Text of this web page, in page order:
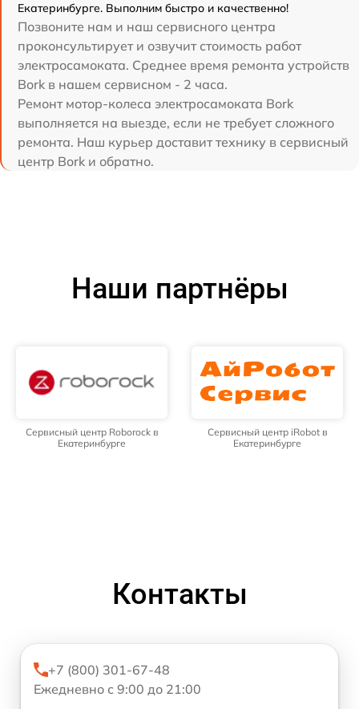
Екатеринбурге. Выполним быстро и качественно!
Позвоните нам и наш сервисного центра
проконсультирует и озвучит стоимость работ
электросамоката. Среднее время ремонта устройств
Bork в нашем сервисном - 2 часа.
Ремонт мотор-колеса электросамоката Bork
выполняется на выезде, если не требует сложного
ремонта. Наш курьер доставит технику в сервисный
центр Bork и обратно.
Наши партнёры
Сервисный центр Roborock в
Екатеринбурге
Сервисный центр iRobot в
Екатеринбурге
Контакты
+7 (800) 301-67-48
Ежедневно с 9:00 до 21:00